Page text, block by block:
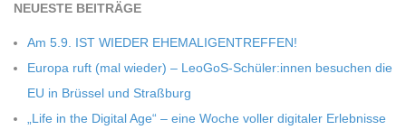
T
-
NEU­ESTE BEITRÄGE
Am 5.9. IST WIEDER EHEMALIGENTREFFEN!
Europa ruft (mal wie­der) – LeoGoS-Schüler:innen besu­chen die
EU in Brüs­sel und Straßburg
„Life in the Digi­tal Age“ – eine Woche vol­ler digi­ta­ler Erleb­nisse